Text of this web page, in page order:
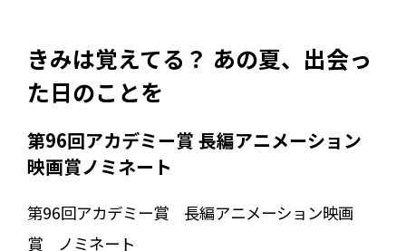
きみは覚えてる？ あの夏、出会っ
た日のことを――
第96回アカデミー賞 長編アニメーション
映画賞ノミネート
第96回アカデミー賞 長編アニメーション映画
賞 ノミネート